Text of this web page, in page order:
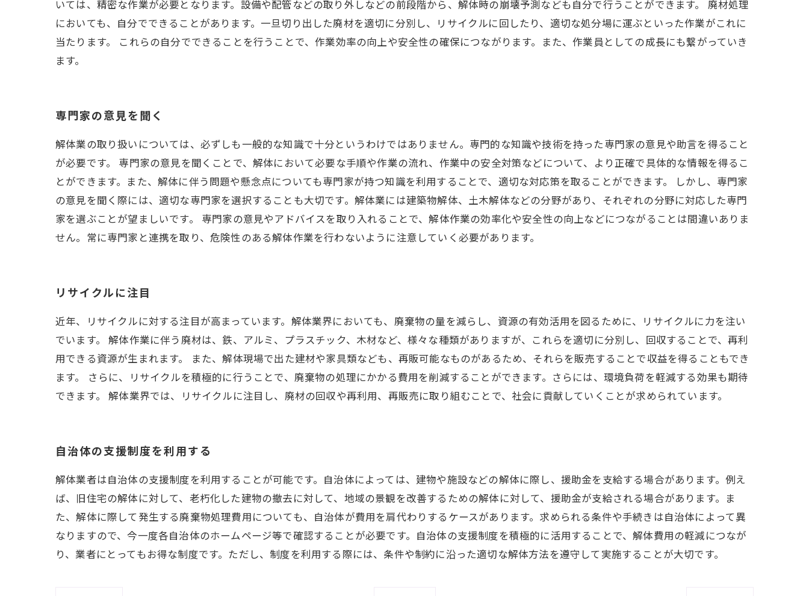
いては、精密な作業が必要となります。設備や配管などの取り外しなどの前段階から、解体時の崩壊予測なども自分で行うことができます。 廃材処理
においても、自分でできることがあります。一旦切り出した廃材を適切に分別し、リサイクルに回したり、適切な処分場に運ぶといった作業がこれに
当たります。 これらの自分でできることを行うことで、作業効率の向上や安全性の確保につながります。また、作業員としての成長にも繋がっていき
ます。
専門家の意見を聞く
解体業の取り扱いについては、必ずしも一般的な知識で十分というわけではありません。専門的な知識や技術を持った専門家の意見や助言を得ること
が必要です。 専門家の意見を聞くことで、解体において必要な手順や作業の流れ、作業中の安全対策などについて、より正確で具体的な情報を得るこ
とができます。また、解体に伴う問題や懸念点についても専門家が持つ知識を利用することで、適切な対応策を取ることができます。 しかし、専門家
の意見を聞く際には、適切な専門家を選択することも大切です。解体業には建築物解体、土木解体などの分野があり、それぞれの分野に対応した専門
家を選ぶことが望ましいです。 専門家の意見やアドバイスを取り入れることで、解体作業の効率化や安全性の向上などにつながることは間違いありま
せん。常に専門家と連携を取り、危険性のある解体作業を行わないように注意していく必要があります。
リサイクルに注目
近年、リサイクルに対する注目が高まっています。解体業界においても、廃棄物の量を減らし、資源の有効活用を図るために、リサイクルに力を注い
でいます。 解体作業に伴う廃材は、鉄、アルミ、プラスチック、木材など、様々な種類がありますが、これらを適切に分別し、回収することで、再利
用できる資源が生まれます。 また、解体現場で出た建材や家具類なども、再販可能なものがあるため、それらを販売することで収益を得ることもでき
ます。 さらに、リサイクルを積極的に行うことで、廃棄物の処理にかかる費用を削減することができます。さらには、環境負荷を軽減する効果も期待
できます。 解体業界では、リサイクルに注目し、廃材の回収や再利用、再販売に取り組むことで、社会に貢献していくことが求められています。
自治体の支援制度を利用する
解体業者は自治体の支援制度を利用することが可能です。自治体によっては、建物や施設などの解体に際し、援助金を支給する場合があります。例え
ば、旧住宅の解体に対して、老朽化した建物の撤去に対して、地域の景観を改善するための解体に対して、援助金が支給される場合があります。ま
た、解体に際して発生する廃棄物処理費用についても、自治体が費用を肩代わりするケースがあります。求められる条件や手続きは自治体によって異
なりますので、今一度各自治体のホームページ等で確認することが必要です。自治体の支援制度を積極的に活用することで、解体費用の軽減につなが
り、業者にとってもお得な制度です。ただし、制度を利用する際には、条件や制約に沿った適切な解体方法を遵守して実施することが大切です。
★見積無料★
株式会社ユーネクト
お問い合わせはこちら